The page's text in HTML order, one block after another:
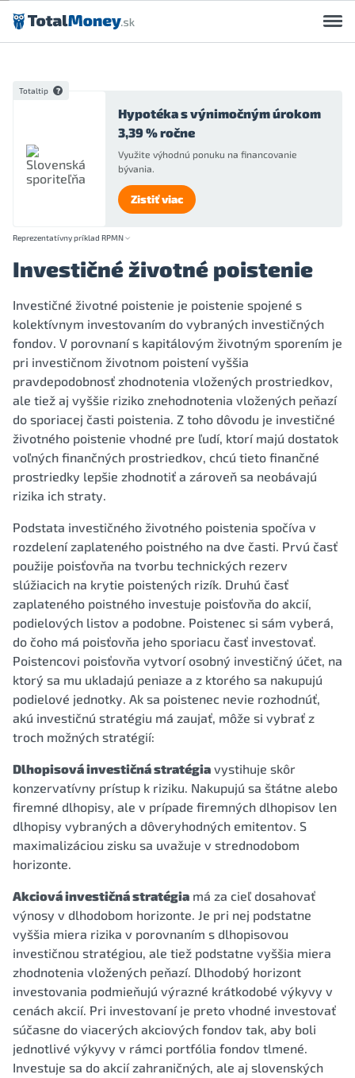
Preskočiť na obsah
Totaltip
Hypotéka s výnimočným úrokom
3,39 % ročne
Využite výhodnú ponuku na financovanie
bývania.
Zistiť viac
Reprezentatívny príklad RPMN
Investičné životné poistenie
Investičné životné poistenie je poistenie spojené s
kolektívnym investovaním do vybraných investičných
fondov. V porovnaní s kapitálovým životným sporením je
pri investičnom životnom poistení vyššia
pravdepodobnosť zhodnotenia vložených prostriedkov,
ale tiež aj vyššie riziko znehodnotenia vložených peňazí
do sporiacej časti poistenia. Z toho dôvodu je investičné
životného poistenie vhodné pre ľudí, ktorí majú dostatok
voľných finančných prostriedkov, chcú tieto finančné
prostriedky lepšie zhodnotiť a zároveň sa neobávajú
rizika ich straty.
Podstata investičného životného poistenia spočíva v
rozdelení zaplateného poistného na dve časti. Prvú časť
použije poisťovňa na tvorbu technických rezerv
slúžiacich na krytie poistených rizík. Druhú časť
zaplateného poistného investuje poisťovňa do akcií,
podielových listov a podobne. Poistenec si sám vyberá,
do čoho má poisťovňa jeho sporiacu časť investovať.
Poistencovi poisťovňa vytvorí osobný investičný účet, na
ktorý sa mu ukladajú peniaze a z ktorého sa nakupujú
podielové jednotky. Ak sa poistenec nevie rozhodnúť,
akú investičnú stratégiu má zaujať, môže si vybrať z
troch možných stratégií:
Dlhopisová investičná stratégia vystihuje skôr
konzervatívny prístup k riziku. Nakupujú sa štátne alebo
firemné dlhopisy, ale v prípade firemných dlhopisov len
dlhopisy vybraných a dôveryhodných emitentov. S
maximalizáciou zisku sa uvažuje v strednodobom
horizonte.
Akciová investičná stratégia má za cieľ dosahovať
výnosy v dlhodobom horizonte. Je pri nej podstatne
vyššia miera rizika v porovnaním s dlhopisovou
investičnou stratégiou, ale tiež podstatne vyššia miera
zhodnotenia vložených peňazí. Dlhodobý horizont
investovania podmieňujú výrazné krátkodobé výkyvy v
cenách akcií. Pri investovaní je preto vhodné investovať
súčasne do viacerých akciových fondov tak, aby boli
jednotlivé výkyvy v rámci portfólia fondov tlmené.
Investuje sa do akcií zahraničných, ale aj slovenských